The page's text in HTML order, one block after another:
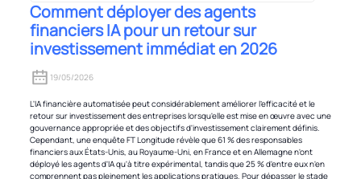
Comment déployer des agents
financiers IA pour un retour sur
investissement immédiat en 2026
19/05/2026
L'IA financière automatisée peut considérablement améliorer l'efficacité et le
retour sur investissement des entreprises lorsqu'elle est mise en œuvre avec une
gouvernance appropriée et des objectifs d'investissement clairement définis.
Cependant, une enquête FT Longitude révèle que 61 % des responsables
financiers aux États-Unis, au Royaume-Uni, en France et en Allemagne n'ont
déployé les agents d'IA qu'à titre expérimental, tandis que 25 % d'entre eux n'en
comprennent pas pleinement les applications pratiques. Pour dépasser le stade